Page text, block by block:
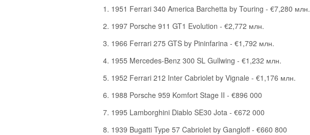
1. 1951 Ferrari 340 America Barchetta by Touring - €7,280 млн.
2. 1997 Porsche 911 GT1 Evolution - €2,772 млн.
3. 1966 Ferrari 275 GTS by Pininfarina - €1,792 млн.
4. 1955 Mercedes-Benz 300 SL Gullwing - €1,232 млн.
5. 1952 Ferrari 212 Inter Cabriolet by Vignale - €1,176 млн.
6. 1988 Porsche 959 Komfort Stage II - €896 000
7. 1995 Lamborghini Diablo SE30 Jota - €672 000
8. 1939 Bugatti Type 57 Cabriolet by Gangloff - €660 800